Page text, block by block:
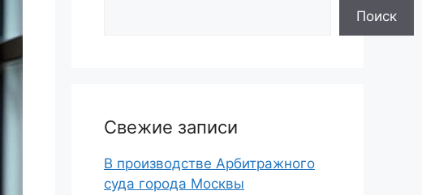
Поиск
Свежие записи
В производстве Арбитражного
суда города Москвы